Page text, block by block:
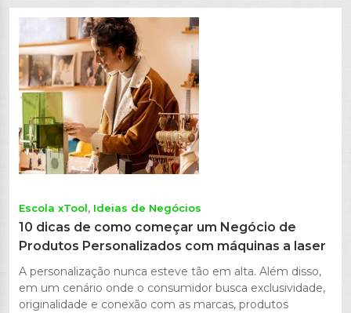
Escola xTool Ideias de Negócios
10 dicas de como começar um Negócio de
Produtos Personalizados com máquinas a laser
A personalização nunca esteve tão em alta. Além disso,
em um cenário onde o consumidor busca exclusividade,
originalidade e conexão com as marcas, produtos